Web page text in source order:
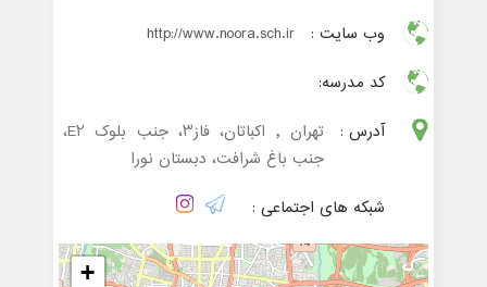
وب سایت :
http://www.noora.sch.ir
کد مدرسه:
آدرس :
تهران , اکباتان، فاز3، جنب بلوک E2،
جنب باغ شرافت، دبستان نورا
شبکه های اجتماعی :
+